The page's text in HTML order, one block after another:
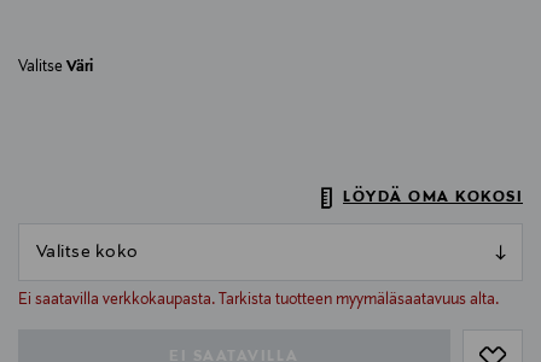
Valitse Väri
LÖYDÄ OMA KOKOSI
Ei saatavilla verkkokaupasta. Tarkista tuotteen myymäläsaatavuus alta.
null